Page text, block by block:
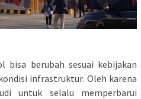
berubah sesuai kebijakan
infrastruktur. Oleh karena
untuk selalu memperbarui